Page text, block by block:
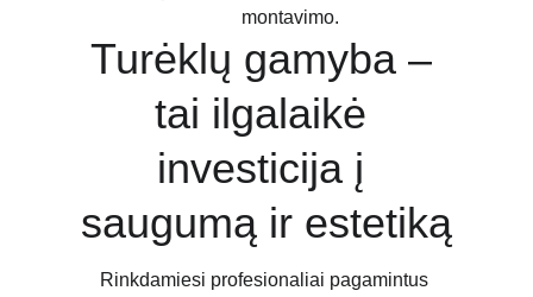
montavimo.
Turėklų gamyba –
tai ilgalaikė
investicija į
saugumą ir estetiką
Rinkdamiesi profesionaliai pagamintus